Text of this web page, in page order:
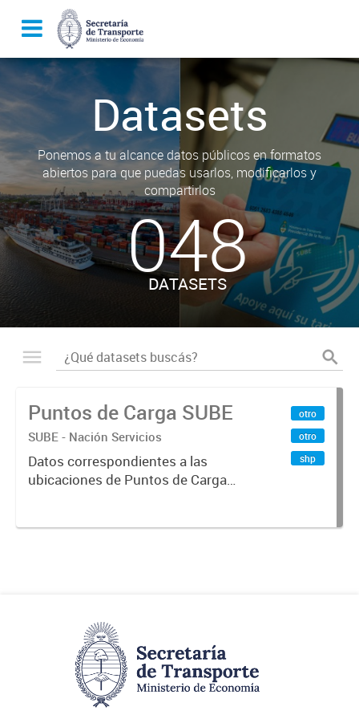
Datasets
Ponemos a tu alcance datos públicos en formatos
abiertos para que puedas usarlos, modificarlos y
compartirlos
048
DATASETS
Puntos de Carga SUBE
SUBE - Nación Servicios
Datos correspondientes a las
ubicaciones de Puntos de Carga
otro
otro
shp